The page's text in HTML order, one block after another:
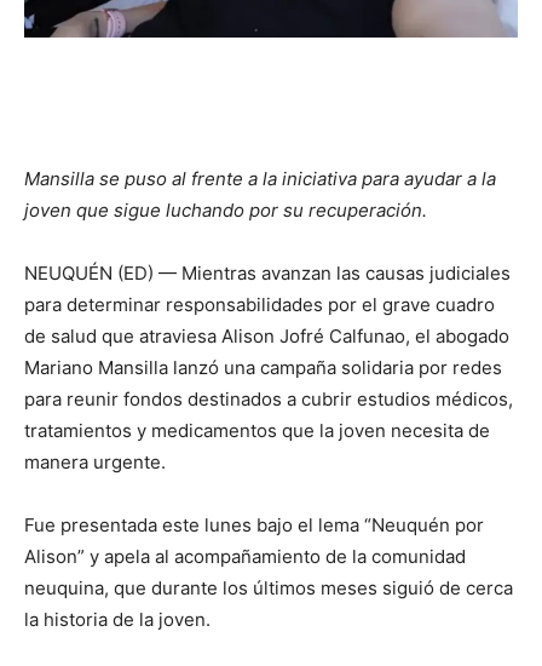
Mansilla se puso al frente a la iniciativa para ayudar a la
joven que sigue luchando por su recuperación.
NEUQUÉN (ED) — Mientras avanzan las causas judiciales
para determinar responsabilidades por el grave cuadro
de salud que atraviesa Alison Jofré Calfunao, el abogado
Mariano Mansilla lanzó una campaña solidaria por redes
para reunir fondos destinados a cubrir estudios médicos,
tratamientos y medicamentos que la joven necesita de
manera urgente.
Fue presentada este lunes bajo el lema “Neuquén por
Alison” y apela al acompañamiento de la comunidad
neuquina, que durante los últimos meses siguió de cerca
la historia de la joven.